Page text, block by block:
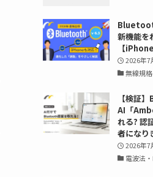
新機能を
【
2026年7
無線規
【検証
AI「
れる? 認
者になり
2026年7
電波法